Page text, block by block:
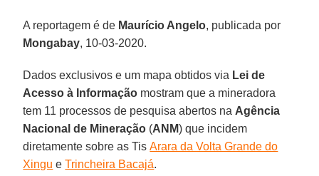
A reportagem é de Maurício Angelo, publicada por
Mongabay, 10-03-2020.
Dados exclusivos e um mapa obtidos via Lei de
Acesso à Informação mostram que a mineradora
tem 11 processos de pesquisa abertos na Agência
Nacional de Mineração (ANM) que incidem
diretamente sobre as Tis Arara da Volta Grande do
Xingu eTrincheira Bacajá.